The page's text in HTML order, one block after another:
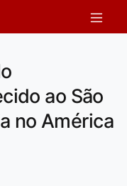
ao São
no América